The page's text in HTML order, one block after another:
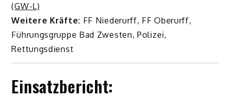
(GW-L)
Weitere Kräfte: FF Niederurff, FF Oberurff,
Führungsgruppe Bad Zwesten, Polizei,
Rettungsdienst
Einsatzbericht: